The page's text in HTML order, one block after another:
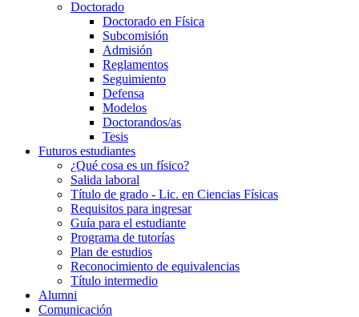
Doctorado
Doctorado en Física
Subcomisión
Admisión
Reglamentos
Seguimiento
Defensa
Modelos
Doctorandos/as
Tesis
Futuros estudiantes
¿Qué cosa es un físico?
Salida laboral
Título de grado - Lic. en Ciencias Físicas
Requisitos para ingresar
Guía para el estudiante
Programa de tutorías
Plan de estudios
Reconocimiento de equivalencias
Título intermedio
Alumni
Comunicación